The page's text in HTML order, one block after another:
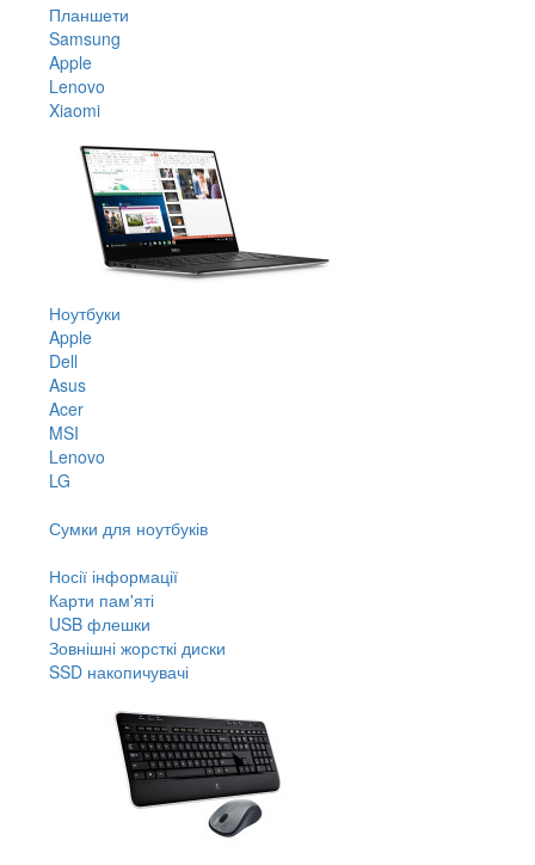
Планшети
Samsung
Apple
Lenovo
Xiaomi
Ноутбуки
Apple
Dell
Asus
Acer
MSI
Lenovo
LG
Сумки для ноутбуків
Носії інформації
Карти пам'яті
USB флешки
Зовнішні жорсткі диски
SSD накопичувачі